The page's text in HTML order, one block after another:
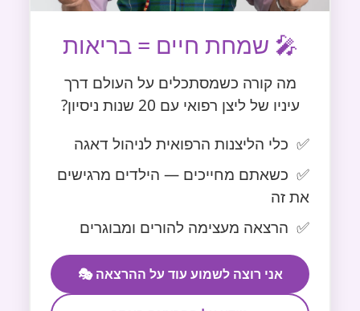
🎤 שמחת חיים = בריאות
מה קורה כשמסתכלים על העולם דרך
עיניו של ליצן רפואי עם 20 שנות ניסיון?
כלי הליצנות הרפואית לניהול דאגה
כשאתם מחייכים — הילדים מרגישים
את זה
הרצאה מעצימה להורים ומבוגרים
אני רוצה לשמוע עוד על ההרצאה 🎭